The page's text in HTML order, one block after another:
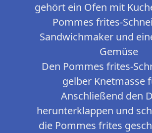
gehört ein Ofen mit
Pommes frites-
Sandwichmaker und
Gemüse
Den Pommes frites-
gelber Knetmasse
Anschließend den
herunterklappen und
die Pommes frites